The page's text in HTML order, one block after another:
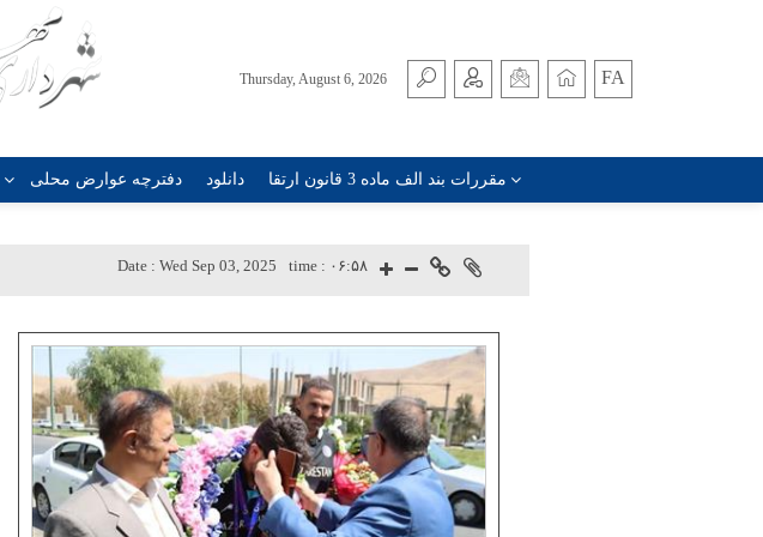
Thursday, August 6, 2026 FA
دفترچه عوارض محلی دانلود مقررات بند الف ماده 3 قانون ارتقا
time : ۰۶:۵۸ Date : Wed Sep 03, 2025